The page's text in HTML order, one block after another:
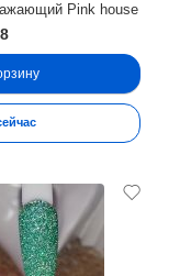
Pink house